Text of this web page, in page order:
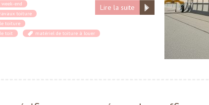
Lire la suite
end
toiture
toiture
toit
matériel de toiture à louer